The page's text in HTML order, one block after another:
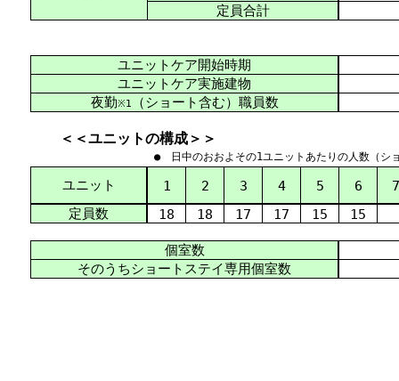
定員合計
ユニットケア開始時期
ユニットケア実施建物
夜勤※1 （ショート含む）職員数
＜＜ユニットの構成＞＞
● 日中のおおよその1ユニットあたりの人数（シ
ユニット 1 2 3 4 5 6
7
定員数
18 18 17 17 15 15
個室数
そのうちショートステイ専用個室数